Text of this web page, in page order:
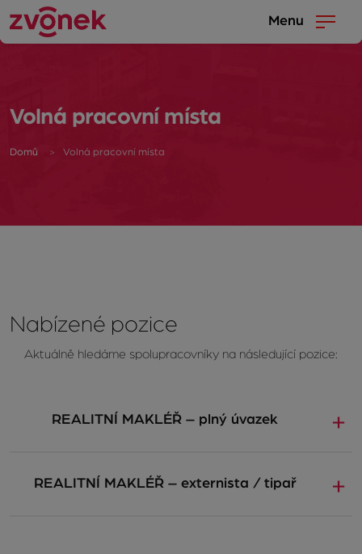
Menu
Volná pracovní místa
Domů Volná pracovní místa
Nabízené pozice
Aktuálně hledáme spolupracovníky na následující pozice:
REALITNÍ MAKLÉŘ – plný úvazek
​REALITNÍ MAKLÉŘ – externista / tipař